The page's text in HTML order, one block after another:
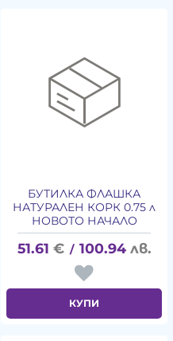
БУТИЛКА ФЛАШКА
НАТУРАЛЕН КОРК 0.75 л
НОВОТО НАЧАЛО
51.61 € / 100.94 лв.
КУПИ